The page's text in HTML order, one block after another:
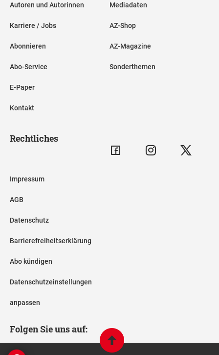
Autoren und Autorinnen
Karriere / Jobs
Abonnieren
Abo-Service
E-Paper
Kontakt
Mediadaten
AZ-Shop
AZ-Magazine
Sonderthemen
Rechtliches
Impressum
AGB
Datenschutz
Barrierefreiheitserklärung
Abo kündigen
Datenschutzeinstellungen
anpassen
Folgen Sie uns auf: